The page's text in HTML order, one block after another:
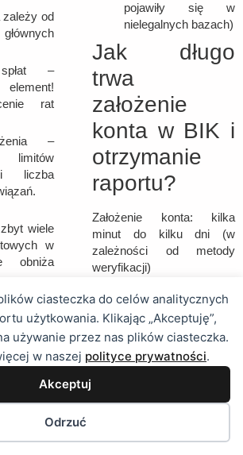
ciasteczka do celów analitycznych
użytkowania. Klikając „Akceptuję”,
używanie przez nas plików ciasteczka.
w naszej polityce prywatności.
Akceptuj
Odrzuć
ciasteczka
zależy od
spłat –
rat
–
limitów
i liczba
wiele
w
obniża
na
o
pojawiły się w
nielegalnych bazach)
Jak długo
trwa
założenie
konta w BIK i
otrzymanie
raportu?
Założenie konta: kilka
minut do kilku dni (w
zależności od metody
weryfikacji)
mObywatel: kilka
minut
Z przelewem
identyfikacyjnym: do
od złożenia wniosku
natychmiast po opłaceniu i